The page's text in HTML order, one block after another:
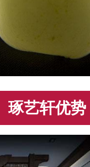
琢艺轩优势